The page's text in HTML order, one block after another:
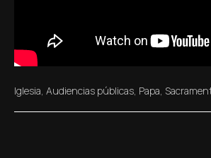
Iglesia Audiencias públicas Papa